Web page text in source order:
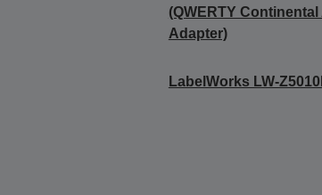
(QWERTY Continental
Adapter)
LabelWorks LW-